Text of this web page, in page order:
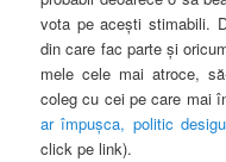
vota pe aceşti stimabili.
din care fac parte şi
mele cele mai atroce,
coleg cu cei pe care mai
ar împuşca, politic
click pe link).